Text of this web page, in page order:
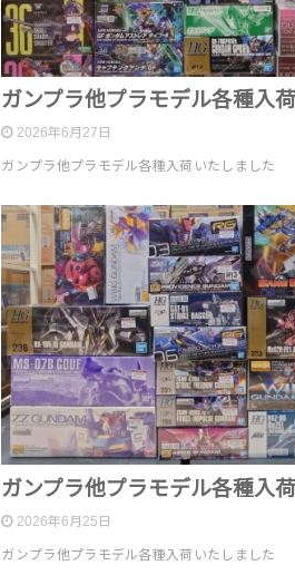
ガンプラ他プラモデル各種入
2026年6月27日
ガンプラ他プラモデル各種入荷いたしました
ガンプラ他プラモデル各種入
2026年6月25日
ガンプラ他プラモデル各種入荷いたしました